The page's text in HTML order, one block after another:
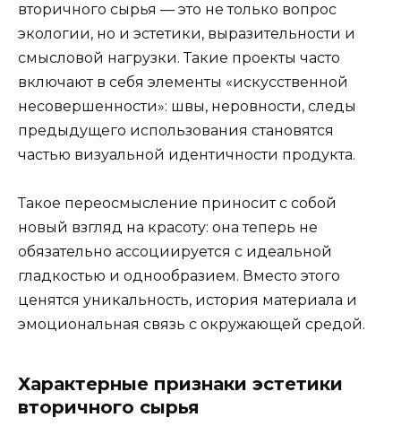
вторичного сырья — это не только вопрос
экологии, но и эстетики, выразительности и
смысловой нагрузки. Такие проекты часто
включают в себя элементы «искусственной
несовершенности»: швы, неровности, следы
предыдущего использования становятся
частью визуальной идентичности продукта.
Такое переосмысление приносит с собой
новый взгляд на красоту: она теперь не
обязательно ассоциируется с идеальной
гладкостью и однообразием. Вместо этого
ценятся уникальность, история материала и
эмоциональная связь с окружающей средой.
Характерные признаки эстетики
вторичного сырья